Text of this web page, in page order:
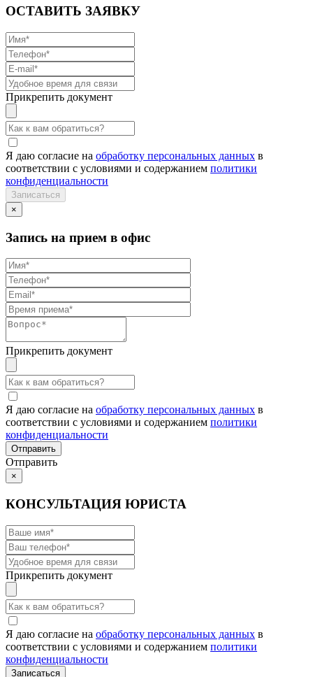
ОСТАВИТЬ ЗАЯВКУ
Прикрепить документ
Я даю согласие на обработку персональных данных в
соответствии с условиями и содержанием политики
конфиденциальности
×
Запись на прием в офис
Прикрепить документ
Я даю согласие на обработку персональных данных в
соответствии с условиями и содержанием политики
конфиденциальности
Отправить
×
КОНСУЛЬТАЦИЯ ЮРИСТА
Прикрепить документ
Я даю согласие на обработку персональных данных в
соответствии с условиями и содержанием политики
конфиденциальности